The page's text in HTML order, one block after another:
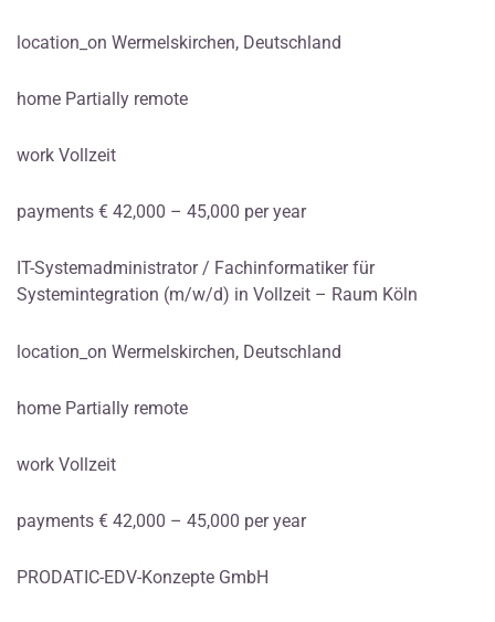
location_on Wermelskirchen, Deutschland
home Partially remote
work Vollzeit
payments € 42,000 – 45,000 per year
IT-Systemadministrator / Fachinformatiker für
Systemintegration (m/w/d) in Vollzeit – Raum Köln
location_on Wermelskirchen, Deutschland
home Partially remote
work Vollzeit
payments € 42,000 – 45,000 per year
PRODATIC-EDV-Konzepte GmbH